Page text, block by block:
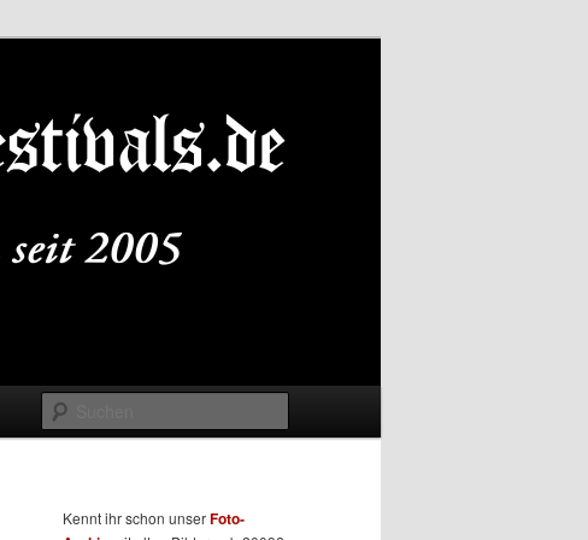
Kennt ihr schon unserFoto-